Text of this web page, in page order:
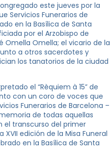
este jueves por la
Servicios Funerarios de
en la Basílica de Santa
por el Arzobispo de
Omella Omella; el vicario de la
a otros sacerdotes y
los tanatorios de la ciudad
el “Rèquiem à 15” de
con un coro de voces que
Funerarios de Barcelona –
de todas aquellas
el transcurso del primer
XVII edición de la Misa Funeral
en la Basílica de Santa